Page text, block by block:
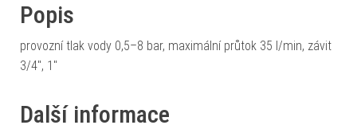
Popis
provozní tlak vody 0,5–8 bar, maximální průtok 35 l/min, závit
3/4", 1"
Další informace